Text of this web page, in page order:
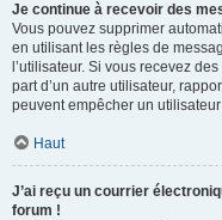
Je continue à recevoir des
Vous pouvez supprimer
en utilisant les règles de
l’utilisateur. Si vous recevez
part d’un autre utilisateur,
peuvent empêcher un
Haut
J’ai reçu un courrier
forum !